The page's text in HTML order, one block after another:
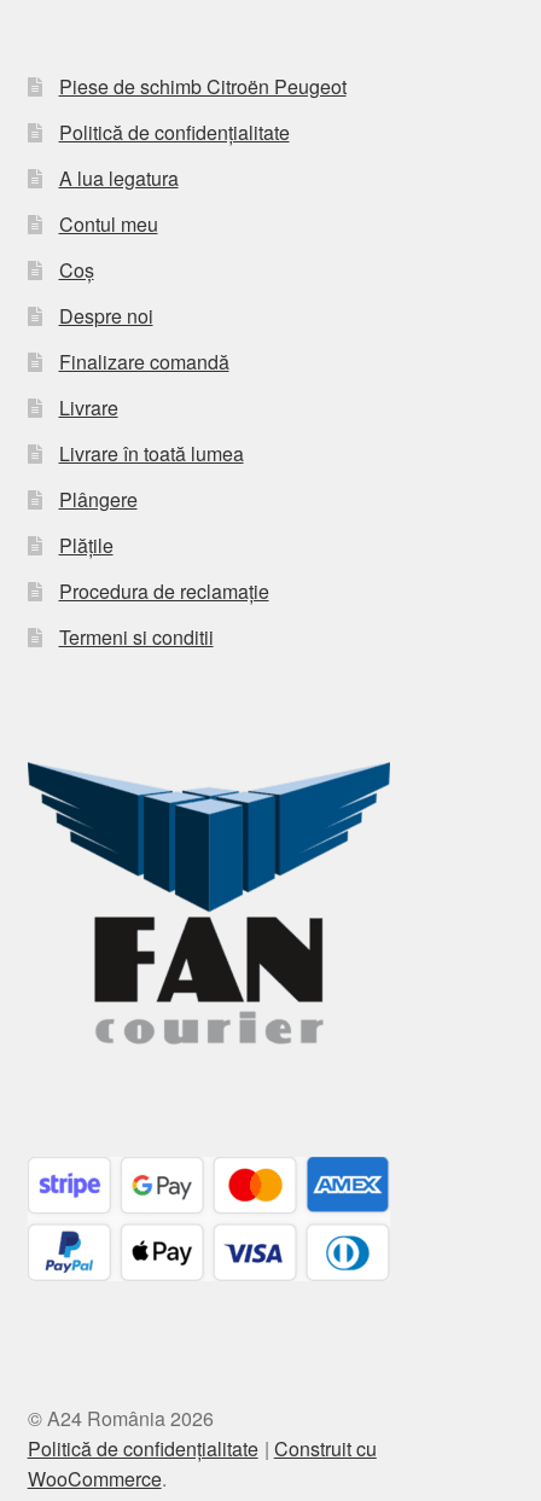
Piese de schimb Citroën Peugeot
Politică de confidențialitate
A lua legatura
Contul meu
Coș
Despre noi
Finalizare comandă
Livrare
Livrare în toată lumea
Plângere
Plățile
Procedura de reclamație
Termeni si conditii
© A24 România 2026
Politică de confidențialitate Construit cu
WooCommerce.